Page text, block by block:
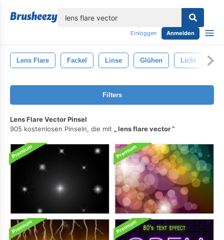
Einloggen Anmelden
Lens Flare Fackel Linse Glühen Licht
Filters
Lens Flare Vector Pinsel
905 kostenlosen Pinseln, die mit
lens flare vector